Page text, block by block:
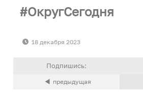
ОкругСегодня
18 декабря 2023